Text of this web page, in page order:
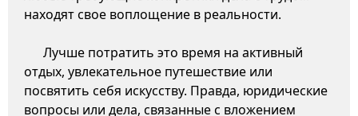
находят свое воплощение в реальности.
Лучше потратить это время на активный
отдых, увлекательное путешествие или
посвятить себя искусству. Правда, юридические
вопросы или дела, связанные с вложением